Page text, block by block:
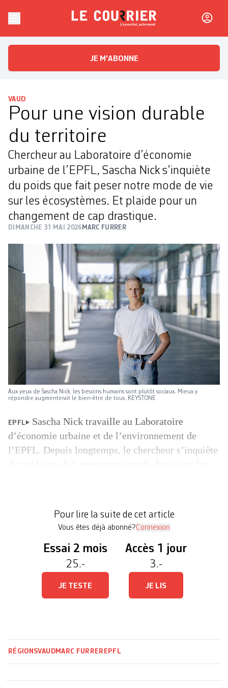
Le CourrierL'essentiel, autrement
JE M'ABONNE
VAUD
Pour une vision durable
du territoire
Chercheur au Laboratoire d’économie
urbaine de l’EPFL, Sascha Nick s’inquiète
du poids que fait peser notre mode de vie
sur les écosystèmes. Et plaide pour un
changement de cap drastique.
DIMANCHE 31 MAI 2026 MARC FURRER
Aux yeux de Sascha Nick, les besoins humains sont plutôt sociaux. Mieux y
répondre augmenterait le bien-être de tous. KEYSTONE
EPFL
Sascha Nick travaille au Laboratoire
d’économie urbaine et de l’environnement de
l’EPFL. Depuis longtemps, le chercheur s’inquiète
territoire. L’urgence est là et il n’est […]
Pour lire la suite de cet article
Vous êtes déjà abonné?Connexion
Essai 2 mois
25.-
JE TESTE
Accès 1 jour
3.-
JE LIS
RÉGIONSVAUDMARC FURRER EPFL